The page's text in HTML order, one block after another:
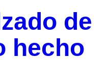
de
hecho